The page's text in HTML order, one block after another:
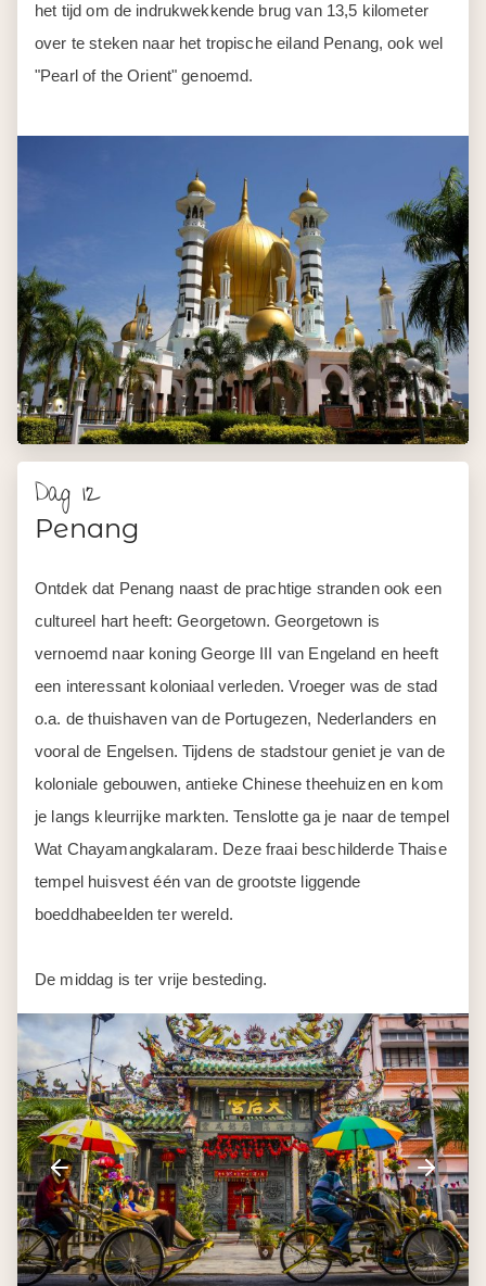
het tijd om de indrukwekkende brug van 13,5 kilometer
over te steken naar het tropische eiland Penang, ook wel
"Pearl of the Orient" genoemd.
Dag 12
Penang
Ontdek dat Penang naast de prachtige stranden ook een
cultureel hart heeft: Georgetown. Georgetown is
vernoemd naar koning George III van Engeland en heeft
een interessant koloniaal verleden. Vroeger was de stad
o.a. de thuishaven van de Portugezen, Nederlanders en
vooral de Engelsen. Tijdens de stadstour geniet je van de
koloniale gebouwen, antieke Chinese theehuizen en kom
je langs kleurrijke markten. Tenslotte ga je naar de tempel
Wat Chayamangkalaram. Deze fraai beschilderde Thaise
tempel huisvest één van de grootste liggende
boeddhabeelden ter wereld.
De middag is ter vrije besteding.